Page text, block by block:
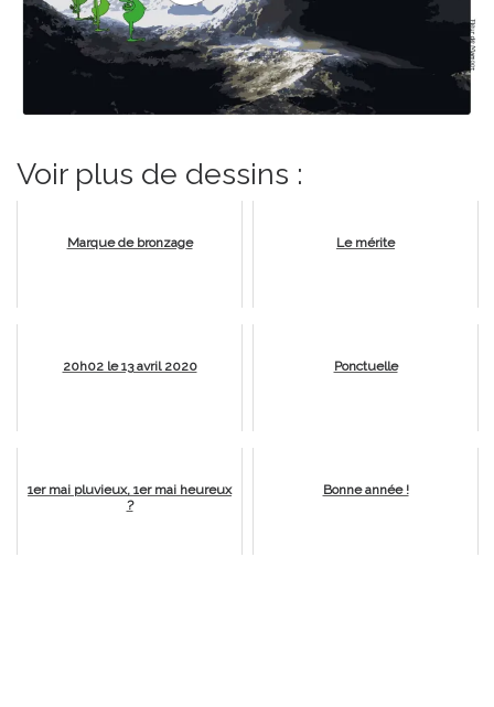
Voir plus de dessins :
Marque de bronzage Le mérite
20h02 le 13 avril 2020 Ponctuelle
1er mai pluvieux, 1er mai heureux
?
Bonne année !